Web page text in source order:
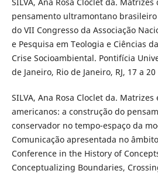
pensamento ultramontano brasileiro
do VII Congresso da Associação
e Pesquisa em Teologia e Ciências
Crise Socioambiental. Pontifícia
de Janeiro, Rio de Janeiro, RJ, 17 a
SILVA, Ana Rosa Cloclet da.
americanos: a construção do
conservador no tempo-espaço da
Comunicação apresentada no
Conference in the History of
Conceptualizing Boundaries,